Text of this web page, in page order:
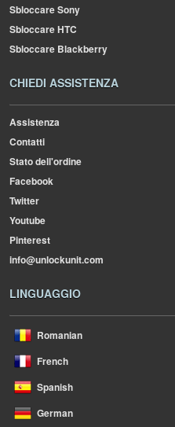
Sbloccare Sony
Sbloccare HTC
Sbloccare Blackberry
CHIEDI ASSISTENZA
Assistenza
Contatti
Stato dell'ordine
Facebook
Twitter
Youtube
Pinterest
info@unlockunit.com
LINGUAGGIO
Romanian
French
Spanish
German